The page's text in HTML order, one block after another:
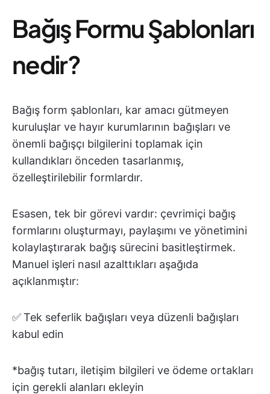
Bağış Formu Şablonları
nedir?
Bağış form şablonları, kar amacı gütmeyen
kuruluşlar ve hayır kurumlarının bağışları ve
önemli bağışçı bilgilerini toplamak için
kullandıkları önceden tasarlanmış,
özelleştirilebilir formlardır.
Esasen, tek bir görevi vardır: çevrimiçi bağış
formlarını oluşturmayı, paylaşımı ve yönetimini
kolaylaştırarak bağış sürecini basitleştirmek.
Manuel işleri nasıl azalttıkları aşağıda
açıklanmıştır:
✅Tek seferlik bağışları veya düzenli bağışları
kabul edin
*bağış tutarı, iletişim bilgileri ve ödeme ortakları
için gerekli alanları ekleyin